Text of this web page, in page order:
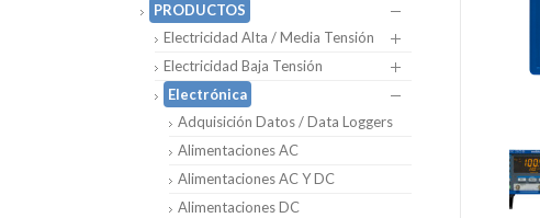
PRODUCTOS
Electricidad Alta / Media Tensión
Electricidad Baja Tensión
Electrónica
Adquisición Datos / Data Loggers
Alimentaciones AC
Alimentaciones AC Y DC
Alimentaciones DC